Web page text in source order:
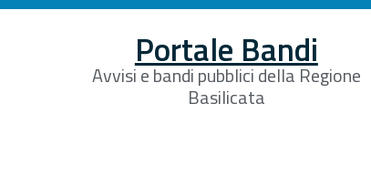
Portale Bandi
Avvisi e bandi pubblici della Regione
Basilicata